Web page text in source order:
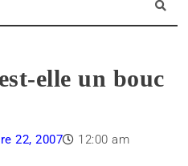
elle un bouc
22, 2007
12:00 am